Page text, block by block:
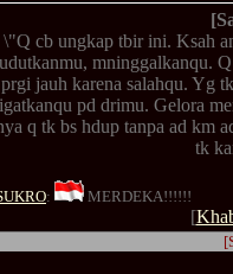
\"Q cb ungkap tbir ini. Ksah
mninggalkanqu.
jauh karena salahqu. Yg
pd drimu. Gelora
q tk bs hdup tanpa ad km
tk
: MERDEKA!!!!!!
[